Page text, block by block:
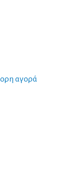
αγορά